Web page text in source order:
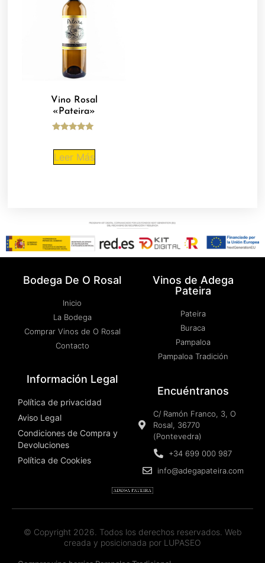
Vino Rosal
«Pateira»
5.00
de 5
Leer Más
Bodega De O Rosal
Inicio
La Bodega
Comprar Vinos de O Rosal
Contacto
Vinos de Adega
Pateira
Pateira
Buraca
Pampaloa
Pampaloa Tradición
Información Legal
Política de privacidad
Aviso Legal
Condiciones de Compra y
Devoluciones
Política de Cookies
Encuéntranos
C/ Ramón Franco, 3, O
Rosal, 36770
(Pontevedra)
+34 699 000 987
info@adegapateira.com
© Copyright 2026. Todos los derechos reservados. Web
creada y posicionada por LUPASEO